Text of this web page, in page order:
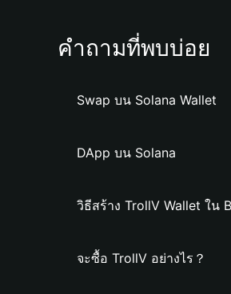
คำถามที่พบบ่อย
Swap บน Solana Wallet
DApp บน Solana
วิธีสร้าง TrollV Wallet ใน
จะซื้อ TrollV อย่างไร？